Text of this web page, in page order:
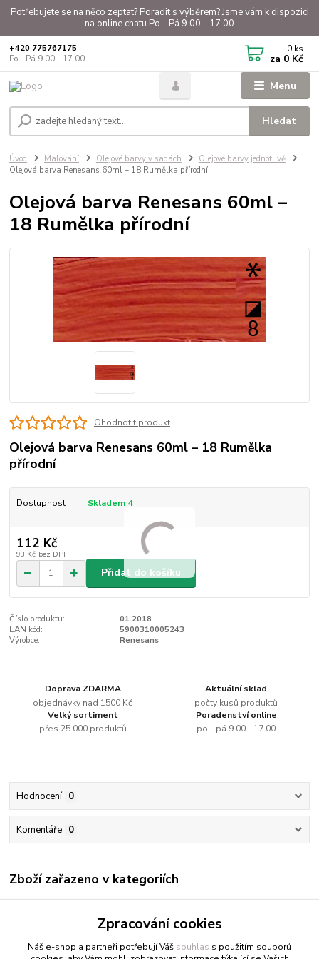
Potřebujete se na něco zeptat? Poradit s výběrem? Jsme vám k dispozici
na online chatu Po - Pá 9.00 - 17.00
Menu
Hledat
+420 775767175
Po - Pá 9.00 - 17.00
0 ks
za 0 Kč
Úvod Malování Olejové barvy v sadách
Olejové barvy jednotlivě
Olejová barva Renesans 60ml – 18 Rumělka přírodní
Olejová barva Renesans 60ml –
18 Rumělka přírodní
Ohodnotit produkt
Olejová barva Renesans 60ml – 18 Rumělka
přírodní
Dostupnost Skladem 4
112 Kč
93 Kč bez DPH
Přidat do košíku
Číslo produktu:
01.2018
EAN kód:
5900310005243
Výrobce:
Renesans
Doprava ZDARMA
objednávky nad 1500 Kč
Aktuální sklad
počty kusů produktů
Velký sortiment
přes 25.000 produktů
Poradenství online
po - pá 9.00 - 17.00
Hodnocení 0
Komentáře 0
Zboží zařazeno v kategoriích
Renesans
Olejové barvy jednotlivěZpracování cookies
Náš e-shop a partneři potřebují Váš souhlas s použitím souborů